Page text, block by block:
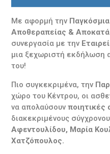
Με αφορμή την
Αποθεραπείας &
συνεργασία με την
μια ξεχωριστή εκδήλωση
του!
Πιο συγκεκριμένα, την
χώρο του Κέντρου, οι
να απολαύσουνποιητικές
διακεκριμένους
Αφεντουλίδου, Μαρία
Χατζόπουλος.